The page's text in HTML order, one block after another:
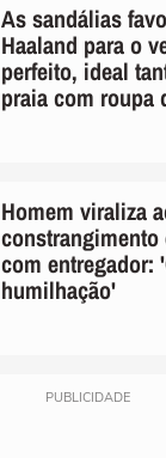
As sandálias
Haaland para o
perfeito, ideal
praia com roupa
Homem viraliza
constrangimento
com entregador:
humilhação'
PUBLICIDADE